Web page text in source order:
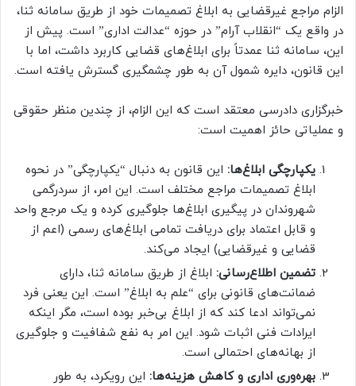
الزام مراجع غیرقضایی به ابلاغ تصمیمات خود از طریق سامانه ثنا،
در واقع یک “انقلاب آرام” در حوزه “عدالت اداری” است. پیش از
این، سامانه ثنا عمدتاً برای ابلاغ‌های قضایی کاربرد داشت، اما با
این قانون، دایره شمول آن به طور چشمگیری گسترش یافته است.
خبرگزاری دادرسی معتقد است که این الزام، از چندین منظر حقوقی
و عملیاتی حائز اهمیت است:
یکپارچگی ابلاغ‌ها: این قانون به دنبال “یکپارچگی” در نحوه
ابلاغ تصمیمات مراجع مختلف است. این امر، از سردرگمی
شهروندان در پیگیری ابلاغ‌ها جلوگیری کرده و یک مرجع واحد
و قابل اعتماد برای دریافت تمامی ابلاغ‌های رسمی (اعم از
قضایی و غیرقضایی) ایجاد می‌کند.
تضمین اطلاع‌رسانی: ابلاغ از طریق سامانه ثنا، دارای
ضمانت‌های قانونی برای “علم به ابلاغ” است. این یعنی فرد
نمی‌تواند ادعا کند که از ابلاغ بی‌خبر بوده است، مگر اینکه
ایرادات فنی اثبات شود. این امر به نفع شفافیت و جلوگیری
از بهانه‌های احتمالی است.
بهره‌وری اداری و کاهش هزینه‌ها: این رویکرد، به طور